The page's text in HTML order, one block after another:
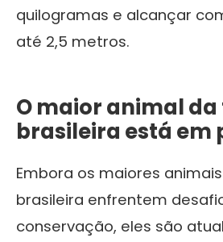
quilogramas e alcançar
até 2,5 metros.
Omaior animal da
brasileira está em
Embora os maiores
brasileira enfrentem
conservação, eles são